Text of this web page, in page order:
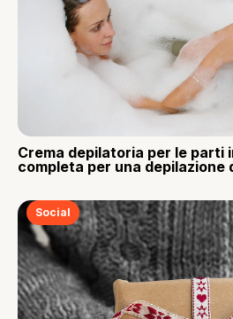
Crema depilatoria per le parti
completa per una depilazione
Social